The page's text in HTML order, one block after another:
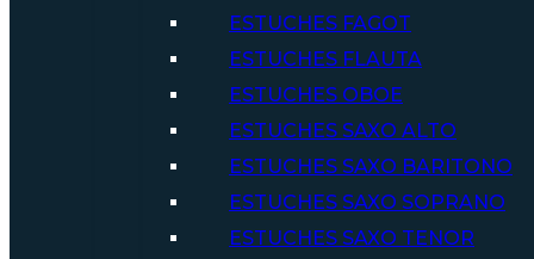
ESTUCHES FAGOT
ESTUCHES FLAUTA
ESTUCHES OBOE
ESTUCHES SAXO ALTO
ESTUCHES SAXO BARITONO
ESTUCHES SAXO SOPRANO
ESTUCHES SAXO TENOR